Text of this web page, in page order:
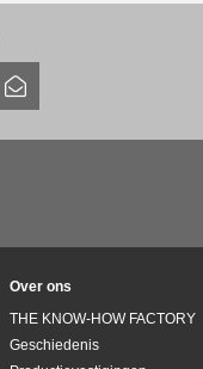
Over ons
THE KNOW-HOW FACTORY
Geschiedenis